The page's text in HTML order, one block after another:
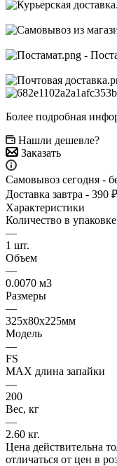
-
Более подробная
Нашли дешевле?
Заказать
Самовывоз сегодня -
Доставка завтра - 390 ₽
Характеристики
Количество в упаковке
—
1 шт.
Объем
—
0.0070 м3
Размеры
—
325x80x225мм
Модель
—
FS
MAX длина запайки
—
200
Вес, кг
—
2.60 кг.
Цена действительна
отличаться от цен в